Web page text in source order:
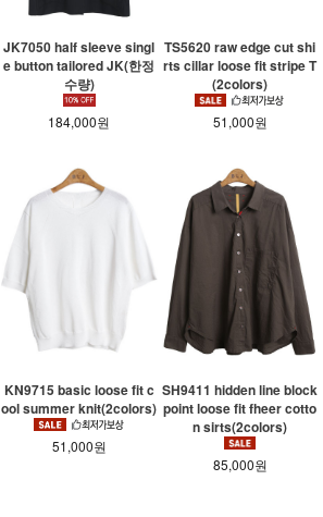
JK7050 half sleeve singl
e button tailored JK(한정
수량)
184,000원
TS5620 raw edge cut shi
rts cillar loose fit stripe T
(2colors)
51,000원
KN9715 basic loose fit c
ool summer knit(2colors)
51,000원
SH9411 hidden line block
point loose fit fheer cotto
n sirts(2colors)
85,000원